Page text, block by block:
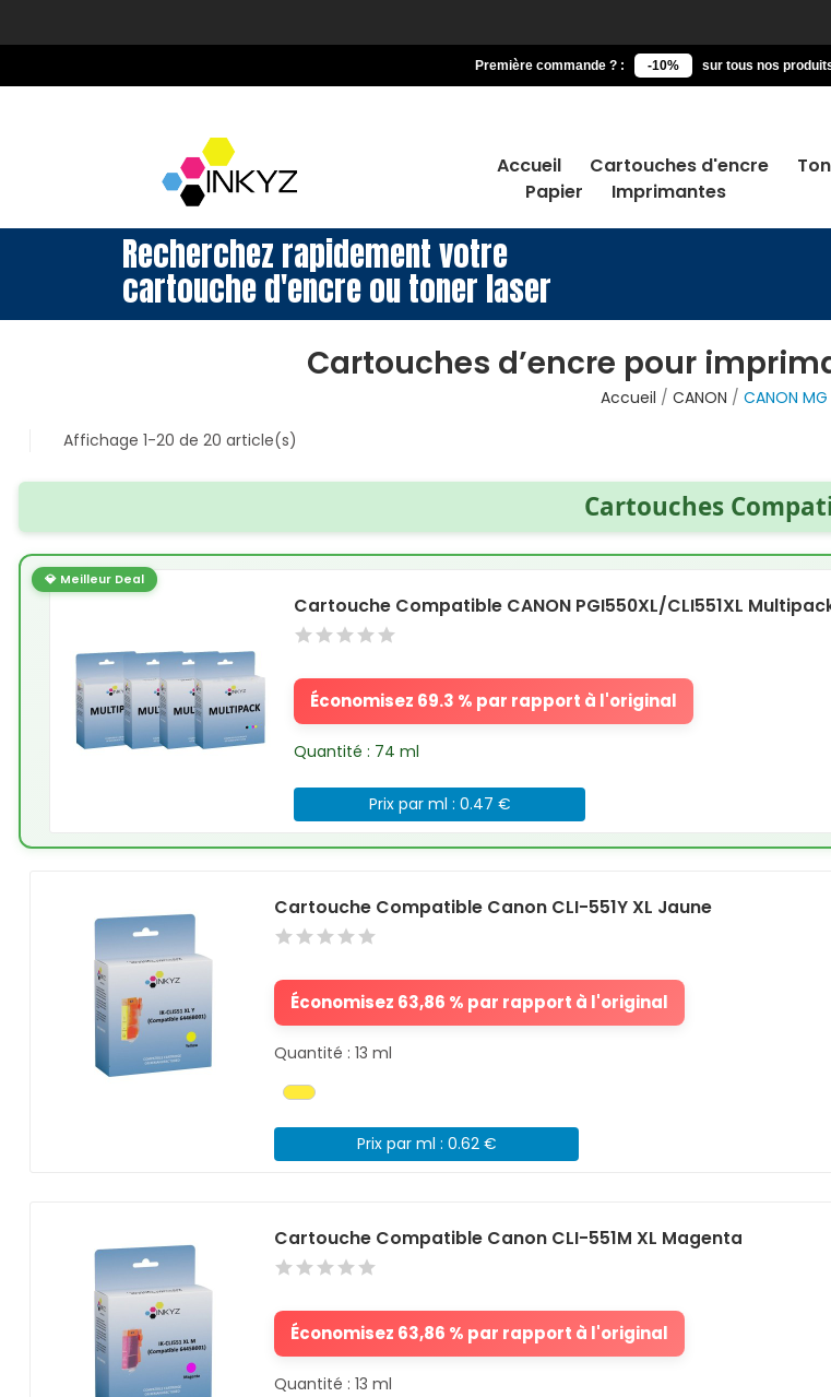
Première commande ? : -10% sur tous nos
Accueil Cartouches d'encre
Papier
Imprimantes
Recherchez rapidement votre
cartouche d'encre ou toner laser
Cartouches d’encre pour
Accueil CANON
CANON
Affichage 1-20 de 20 article(s)
Cartouches
💎 Meilleur Deal
Cartouche Compatible CANON PGI550XL/CLI551XL
Économisez 69.3 % par rapport à l'original
Quantité : 74 ml
Prix par ml : 0.47 €
Cartouche Compatible Canon CLI-551Y XL Jaune
Économisez 63,86 % par rapport à l'original
Quantité : 13 ml
Prix par ml : 0.62 €
Cartouche Compatible Canon CLI-551M XL Magenta
Économisez 63,86 % par rapport à l'original
Quantité : 13 ml